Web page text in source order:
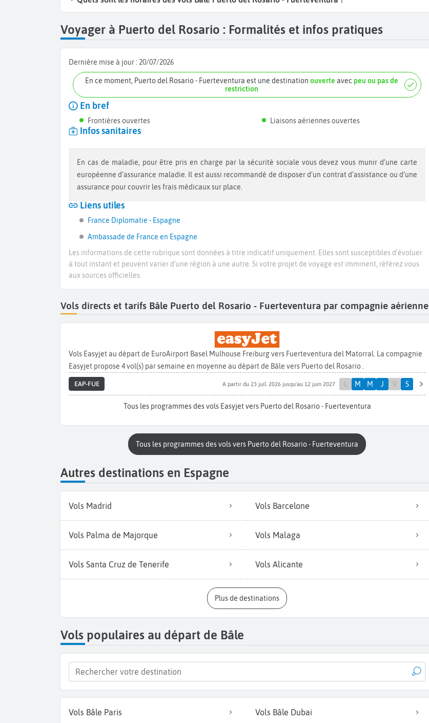
Voyager à Puerto del Rosario : Formalités et infos pratiques
Dernière mise à jour : 20/07/2026
En ce moment, Puerto del Rosario - Fuerteventura est une destinationouverte avec peu ou pas de
restriction
En bref
Frontières ouvertes Liaisons aériennes ouvertes
Infos sanitaires
En cas de maladie, pour être pris en charge par la sécurité sociale vous devez vous munir d’une carte
européenne d’assurance maladie. Il est aussi recommandé de disposer d’un contrat d’assistance ou d’une
assurance pour couvrir les frais médicaux sur place.
Liens utiles
France Diplomatie - Espagne
Ambassade de France en Espagne
Les informations de cette rubrique sont données à titre indicatif uniquement. Elles sont susceptibles d’évoluer
à tout instant et peuvent varier d’une région à une autre. Si votre projet de voyage est imminent, référez vous
aux sources officielles.
Vols directs et tarifs Bâle Puerto del Rosario - Fuerteventura par compagnie aérienne
Vols Easyjet au départ de EuroAirport Basel Mulhouse Freiburg vers Fuerteventura del Matorral. La compagnie
Easyjet propose 4 vol(s) par semaine en moyenne au départ de Bâle vers Puerto del Rosario .
EAP-FUE A partir du 23 juil. 2026 jusqu'au 12 juin 2027 M M J V S
Tous les programmes des vols Easyjet vers Puerto del Rosario - Fuerteventura
Tous les programmes des vols vers Puerto del Rosario - Fuerteventura
Autres destinations en Espagne
Vols Madrid Vols Barcelone
Vols Palma de Majorque Vols Malaga
Vols Santa Cruz de Tenerife Vols Alicante
Plus de destinations
Vols populaires au départ de Bâle
Vols Bâle Paris Vols Bâle Dubai